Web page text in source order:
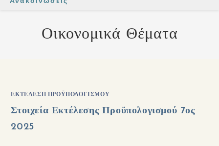
Οικονομικά Θέματα
ΕΚΤΈΛΕΣΗ ΠΡΟΫΠΟΛΟΓΙΣΜΟΎ
Στοιχεία Εκτέλεσης Προϋπολογισμού 7ος
2025